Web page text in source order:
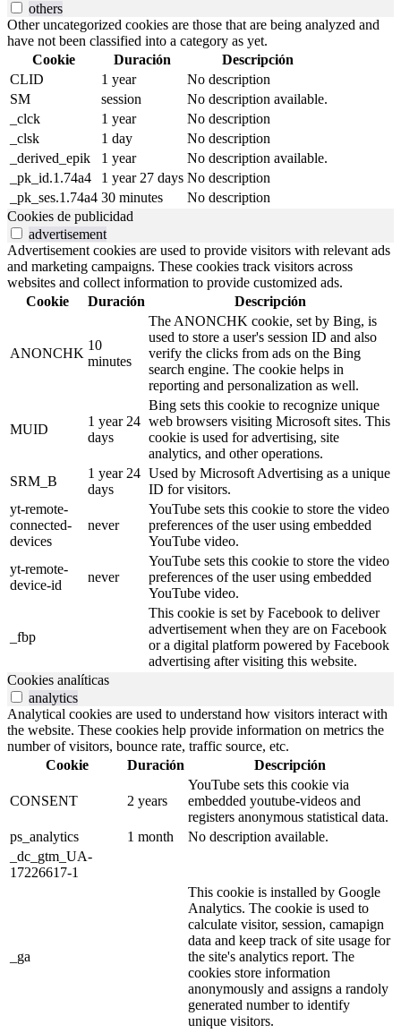
others
Other uncategorized cookies are those that are being analyzed and
have not been classified into a category as yet.
Cookie
Duración
Descripción
CLID
1 year
No description
SM
session
No description available.
_clck
1 year
No description
_clsk
1 day
No description
_derived_epik
1 year
No description available.
_pk_id.1.74a4
1 year 27 days No description
_pk_ses.1.74a4 30 minutes
No description
Cookies de publicidad
advertisement
Advertisement cookies are used to provide visitors with relevant ads
and marketing campaigns. These cookies track visitors across
websites and collect information to provide customized ads.
Cookie
Duración Descripción
ANONCHK
10
minutes
The ANONCHK cookie, set by Bing, is
used to store a user's session ID and also
verify the clicks from ads on the Bing
search engine. The cookie helps in
reporting and personalization as well.
MUID
1 year 24
days
Bing sets this cookie to recognize unique
web browsers visiting Microsoft sites. This
cookie is used for advertising, site
analytics, and other operations.
SRM_B
1 year 24
days
Used by Microsoft Advertising as a unique
ID for visitors.
yt-remote-
connected-
devices
never
YouTube sets this cookie to store the video
preferences of the user using embedded
YouTube video.
yt-remote-
device-id
never
YouTube sets this cookie to store the video
preferences of the user using embedded
YouTube video.
_fbp
This cookie is set by Facebook to deliver
advertisement when they are on Facebook
or a digital platform powered by Facebook
advertising after visiting this website.
Cookies analíticas
analytics
Analytical cookies are used to understand how visitors interact with
the website. These cookies help provide information on metrics the
number of visitors, bounce rate, traffic source, etc.
Cookie
Duración Descripción
CONSENT 2 years
YouTube sets this cookie via
embedded youtube-videos and
registers anonymous statistical data.
ps_analytics
1 month
No description available.
_dc_gtm_UA-
17226617-1
_ga
This cookie is installed by Google
Analytics. The cookie is used to
calculate visitor, session, camapign
data and keep track of site usage for
the site's analytics report. The
cookies store information
anonymously and assigns a randoly
generated number to identify
unique visitors.